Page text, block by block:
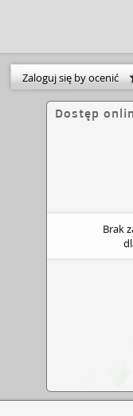
tak mnie przynajmniej
i zatrudniam trzy
jaka jestem samotna, gdy
już za sobą ponad trzy
Mam zero
tym życiu. Natalia
Zaloguj się by ocenić
Dostęp
Brak